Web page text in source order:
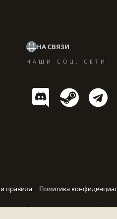
НА СВЯЗИ
НАШИ СОЦ. СЕТИ
правила Политика